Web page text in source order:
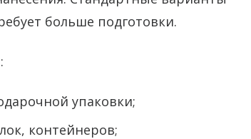
больше подготовки.
упаковки;
контейнеров;